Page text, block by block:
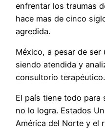
enfrentar los traumas
hace mas de cinco
agredida.
México, a pesar de
siendo atendida y
consultorio terapéutico.
El país tiene todo para
no lo logra. Estados
América del Norte y el